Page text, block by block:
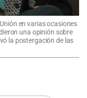
en varias ocasiones
una opinión sobre
la postergación de las